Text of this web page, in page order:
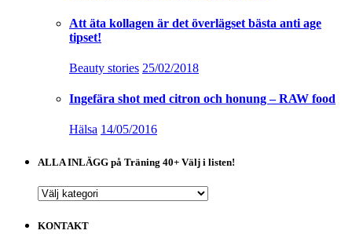
Att äta kollagen är det överlägset bästa anti age
tipset!
Beauty stories 25/02/2018
Ingefära shot med citron och honung – RAW food
Hälsa 14/05/2016
ALLA INLÄGG på Träning 40+ Välj i listen!
ALLA
på
KONTAKT